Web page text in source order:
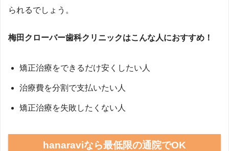
られるでしょう。
梅田クローバー歯科クリニックはこんな人におすすめ！
矯正治療をできるだけ安くしたい人
治療費を分割で支払いたい人
矯正治療を失敗したくない人
hanaraviなら最低限の通院でOK